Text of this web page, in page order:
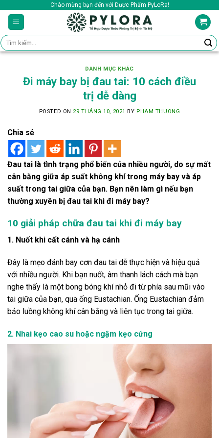
content
Chào mừng bạn đến với Dược Phẩm PyLoRa!
Tìm
kiếm:
DANH MỤC KHÁC
Đi máy bay bị đau tai: 10 cách điều
trị dễ dàng
POSTED ON 29 THÁNG 10, 2021 BYPHAM THUONG
Chia sẻ
Đau tai là tình trạng phổ biến của nhiều người, do sự mất
cân bằng giữa áp suất không khí trong máy bay và áp
suất trong tai giữa của bạn. Bạn nên làm gì nếu bạn
thường xuyên bị đau tai khi đi máy bay?
10 giải pháp chữa đau tai khi đi máy bay
1. Nuốt khi cất cánh và hạ cánh
Đây là mẹo đánh bay cơn đau tai dễ thực hiện và hiệu quả
với nhiều người. Khi bạn nuốt, âm thanh lách cách mà bạn
nghe thấy là một bong bóng khí nhỏ đi từ phía sau mũi vào
tai giữa của bạn, qua ống Eustachian. Ống Eustachian đảm
bảo luồng không khí cân bằng và liên tục trong tai giữa.
2. Nhai kẹo cao su hoặc ngậm kẹo cứng